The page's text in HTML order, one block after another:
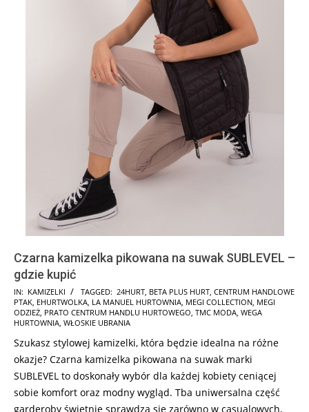
Czarna kamizelka pikowana na suwak SUBLEVEL –
gdzie kupić
2025-
12-
02
IN: KAMIZELKI TAGGED: 24HURT, BETA PLUS HURT, CENTRUM HANDLOWE
PTAK, EHURTWOLKA, LA MANUEL HURTOWNIA, MEGI COLLECTION, MEGI
ODZIEŻ, PRATO CENTRUM HANDLU HURTOWEGO, TMC MODA, WEGA
HURTOWNIA, WŁOSKIE UBRANIA
Szukasz stylowej kamizelki, która będzie idealna na różne
okazje? Czarna kamizelka pikowana na suwak marki
SUBLEVEL to doskonały wybór dla każdej kobiety ceniącej
sobie komfort oraz modny wygląd. Tba uniwersalna część
garderoby świetnie sprawdza się zarówno w casualowych,